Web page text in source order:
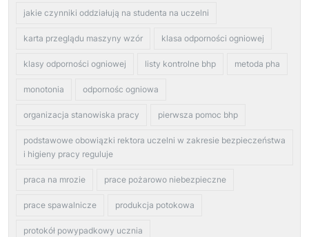
jakie czynniki oddziałują na studenta na uczelni
karta przeglądu maszyny wzór klasa odporności ogniowej
klasy odporności ogniowej listy kontrolne bhp metoda pha
monotonia odpornośc ogniowa
organizacja stanowiska pracy pierwsza pomoc bhp
podstawowe obowiązki rektora uczelni w zakresie bezpieczeństwa
i higieny pracy reguluje
praca na mrozie prace pożarowo niebezpieczne
prace spawalnicze produkcja potokowa
protokół powypadkowy ucznia